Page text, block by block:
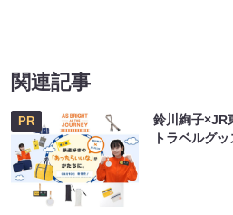
関連記事
PR
鈴川絢子×JR
トラベルグ